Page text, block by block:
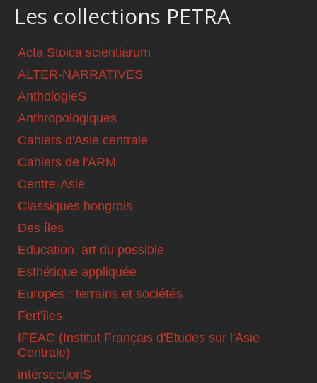
Les collections PETRA
Acta Stoica scientiarum
ALTER-NARRATIVES
AnthologieS
Anthropologiques
Cahiers d'Asie centrale
Cahiers de l'ARM
Centre-Asie
Classiques hongrois
Des îles
Education, art du possible
Esthétique appliquée
Europes : terrains et sociétés
Fert'îles
IFEAC (Institut Français d'Etudes sur l'Asie
Centrale)
intersectionS